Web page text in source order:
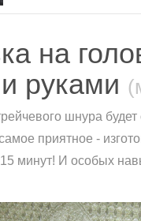
на
руками
шнура
приятное -
минут! И особых